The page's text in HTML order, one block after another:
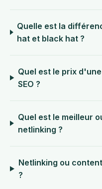
Quelle est la
hat et black hat ?
Quel est le prix
SEO ?
Quel est le meilleur
netlinking ?
Netlinking ou
?